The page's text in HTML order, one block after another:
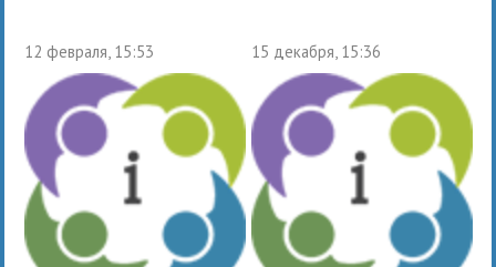
12 февраля, 15:53 15 декабря, 15:36